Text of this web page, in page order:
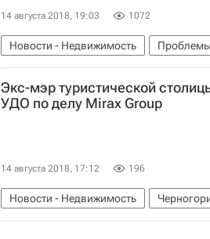
14 августа 2018, 19:03 1072
Новости - Недвижимость
Urban Group
Жилье
Московская область (Подмосковье)
Экс-мэр туристической
УДО по делу Mirax Group
14 августа 2018, 17:12 196
Новости - Недвижимость